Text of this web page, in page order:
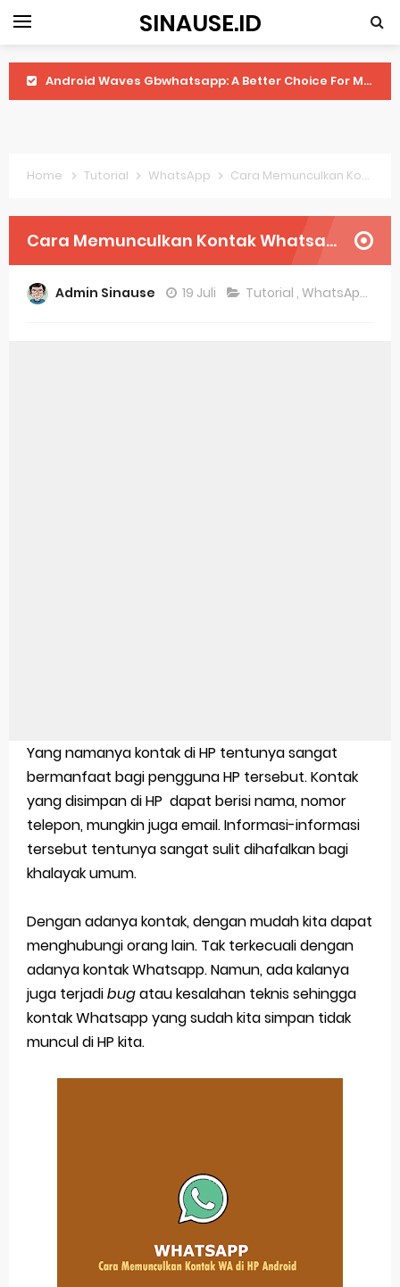
SINAUSE.ID
Android Waves Gbwhatsapp: A Better Choice For Messaging App
Dazz Cam Android: Aplikasi Kamera Terbaik Untuk Android
Pengertian Windows 10
Youtube Android 4.4 2: Cara Memutar Video Secara Mudah
Windows Server 2016: Mengenal Lebih Dekat Fitur Terbarunya
Application Vnd Android Package Archive: Semua Yang Perlu Diketahui
Harga Laptop Acer Windows 10
Cara Menginstal Windows 11
Spesifikasi Windows 10
Thursday, 6 August
Home Tutorial WhatsApp Cara Memunculkan Kontak Whatsapp yang Tidak Muncul di Xiaomi
Cara Memunculkan Kontak Whatsapp yang Tidak Muncul di Xiaomi
Admin Sinause 19 Juli Tutorial , WhatsApp
Yang namanya kontak di HP tentunya sangat
bermanfaat bagi pengguna HP tersebut. Kontak
yang disimpan di HP dapat berisi nama, nomor
telepon, mungkin juga email. Informasi-informasi
tersebut tentunya sangat sulit dihafalkan bagi
khalayak umum.
Dengan adanya kontak, dengan mudah kita dapat
menghubungi orang lain. Tak terkecuali dengan
adanya kontak Whatsapp. Namun, ada kalanya
juga terjadibugatau kesalahan teknis sehingga
kontak Whatsapp yang sudah kita simpan tidak
muncul di HP kita.